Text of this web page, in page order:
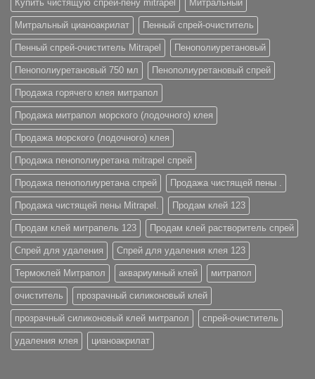
Купить чистящую спрей-пену mitrapel Митральный
Митральный цианоакрилат Пенный спрей-очиститель
Пенный спрей-очиститель Mitrapel Пенополиуретановый
Пенополиуретановый 750 мл Пенополиуретановый спрей
Продажа горячего клея митрапол
Продажа митрапол морского (лодочного) клея
Продажа морского (лодочного) клея
Продажа пенополиуретана mitrapel спрей
Продажа пенополиуретана спрей Продажа чистящей пены .
Продажа чистящей пены Mitrapel. Продам клей 123
Продам клей митрапель 123 Продам клей растворитель спрей
Спрей для удаления Спрей для удаления клея 123
Термоклей Митрапол аквариумный клей митрапол
очиститель прозрачный силиконовый клей
прозрачный силиконовый клей митрапол спрей-очиститель
удаления клея цианоакрилат